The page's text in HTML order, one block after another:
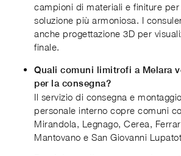
campioni di materiali e finiture per
soluzione più armoniosa. I
anche progettazione 3D per
finale.
Quali comuni limitrofi a Melara
per la consegna?
Il servizio di consegna e
personale interno copre comuni
Mirandola, Legnago, Cerea,
Mantovano e San Giovanni